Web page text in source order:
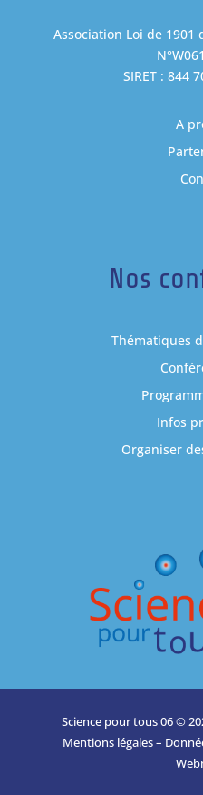
Association Loi de 1901
SIRET : 844
A
Nos
Thématiques
Infos
Organiser
Science pour tous 06 ©
Mentions légales–